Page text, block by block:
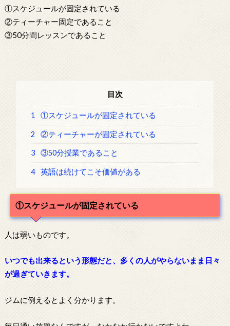
①スケジュールが固定されている
②ティーチャー固定であること
③50分間レッスンであること
目次
1 ①スケジュールが固定されている
2 ②ティーチャーが固定されている
3 ③50分授業であること
4 英語は続けてこそ価値がある
①スケジュールが固定されている
人は弱いものです。
いつでも出来るという形態だと、多くの人がやらないまま日々
が過ぎていきます。
ジムに例えるとよく分かります。